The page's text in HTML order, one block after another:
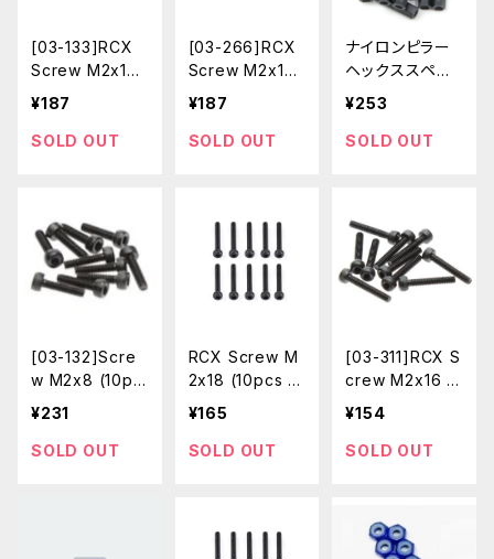
[03-133]RCX
Screw M2x12
(10pcs / Sock
y Steel / Class
¥187
SOLD OUT
[03-266]RCX
Screw M2x10
(10pcs / Sock
y Steel / Class
¥187
SOLD OUT
ナイロンピラー
ヘックススペー
サー(Double Fl
k / M2x8mm /
¥253
SOLD OUT
[03-132]Scre
w M2x8 (10pc
s / Socket He
el / Class 12.
¥231
SOLD OUT
RCX Screw M
2x18 (10pcs /
Socket Head /
lass 12.9)
¥165
SOLD OUT
[03-311]RCX S
crew M2x16 (1
0pcs / Socket
teel / Class 12.
¥154
SOLD OUT